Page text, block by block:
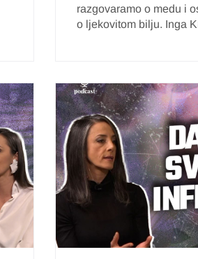
razgovaramo o medu i
o ljekovitom bilju. Inga